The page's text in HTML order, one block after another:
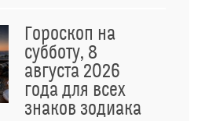
Гороскоп на
субботу, 8
августа 2026
года для всех
знаков зодиака